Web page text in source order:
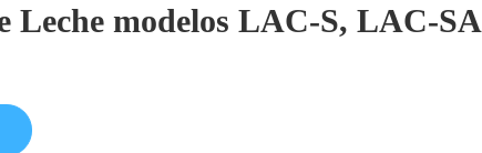
Leche modelos LAC-S, LAC-SA